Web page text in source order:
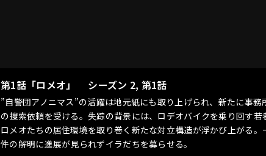
第1話「ロメオ」 シーズン 2, 第1話
”自警団アノニマス”の活躍は地元紙にも取り上げられ、新たに事
の捜索依頼を受ける。失踪の背景には、ロデオバイクを乗り回す
ロメオたちの居住環境を取り巻く新たな対立構造が浮かび上がる
件の解明に進展が見られずイラだちを募らせる。